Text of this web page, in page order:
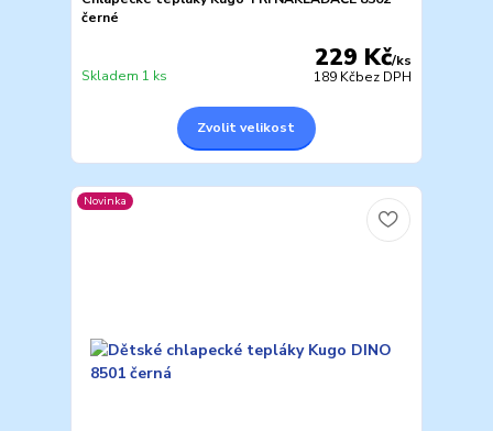
černé
229 Kč/ks
189 Kčbez DPH
Skladem 1 ks
Zvolit velikost
Novinka